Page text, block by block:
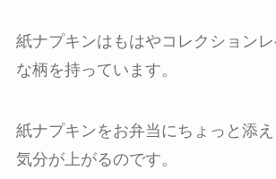
紙ナプキンはもはやコレクション
な柄を持っています。
紙ナプキンをお弁当にちょっと添
気分が上がるのです。